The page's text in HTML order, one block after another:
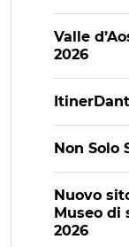
Valle
2026
Non Solo
Nuovo
Museo di
2026